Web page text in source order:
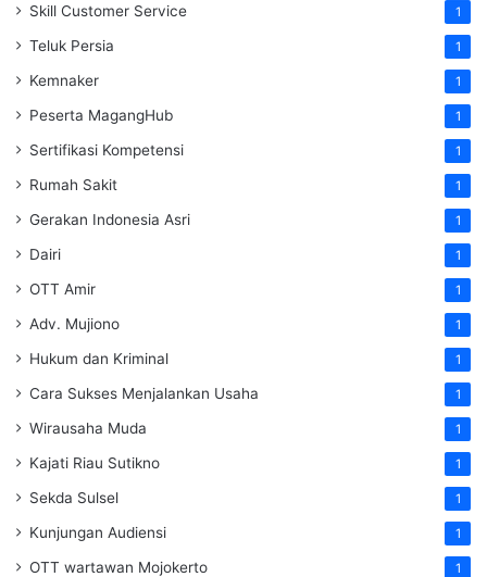
Skill Customer Service 1
Teluk Persia 1
Kemnaker 1
Peserta MagangHub 1
Sertifikasi Kompetensi 1
Rumah Sakit 1
Gerakan Indonesia Asri 1
Dairi 1
OTT Amir 1
Adv. Mujiono 1
Hukum dan Kriminal 1
Cara Sukses Menjalankan Usaha 1
Wirausaha Muda 1
Kajati Riau Sutikno 1
Sekda Sulsel 1
Kunjungan Audiensi 1
OTT wartawan Mojokerto 1